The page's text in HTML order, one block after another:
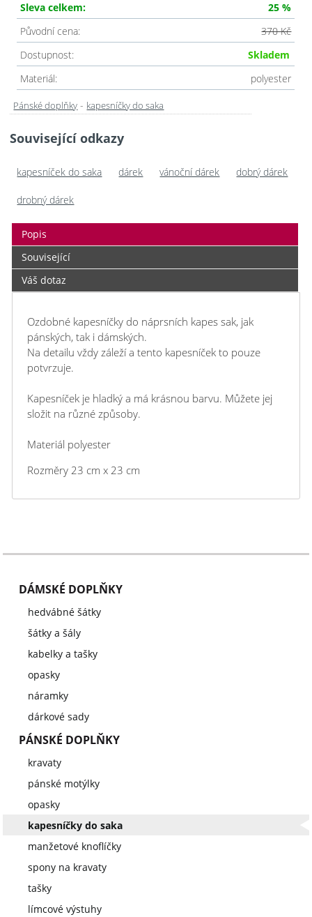
Sleva celkem:
25 %
Původní cena:
370 Kč
Dostupnost:
Skladem
Materiál:
polyester
Pánské doplňky - kapesníčky do saka
Související odkazy
kapesníček do saka dárek vánoční dárek dobrý dárek
drobný dárek
Popis
Související
Váš dotaz
Ozdobné kapesníčky do náprsních kapes sak, jak
pánských, tak i dámských.
Na detailu vždy záleží a tento kapesníček to pouze
potvrzuje.
Kapesníček je hladký a má krásnou barvu. Můžete jej
složit na různé způsoby.
Materiál polyester
Rozměry 23 cm x 23 cm
DÁMSKÉ DOPLŇKY
hedvábné šátky
šátky a šály
kabelky a tašky
opasky
náramky
dárkové sady
PÁNSKÉ DOPLŇKY
kravaty
pánské motýlky
opasky
kapesníčky do saka
manžetové knoflíčky
spony na kravaty
tašky
límcové výstuhy